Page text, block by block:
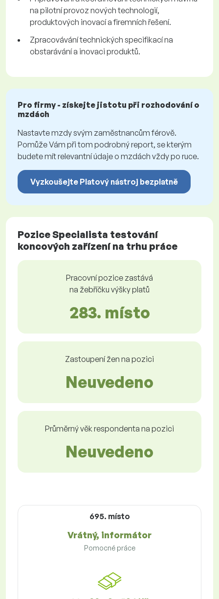
na pilotní provoz nových technologií,
produktových inovací a firemních řešení.
Zpracovávání technických specifikací na
obstarávání a inovaci produktů.
Pro firmy - získejte jistotu při rozhodování o
mzdách
Nastavte mzdy svým zaměstnancům férově.
Pomůže Vám při tom podrobný report, se kterým
budete mít relevantní údaje o mzdách vždy po ruce.
Vyzkoušejte Platový nástroj bezplatně
Pozice Specialista testování
koncových zařízení na trhu práce
Pracovní pozice zastává
na žebříčku výšky platů
283. místo
Zastoupení žen na pozici
Neuvedeno
Průměrný věk respondenta na pozici
Neuvedeno
695. místo
Vrátný, informátor
Pomocné práce